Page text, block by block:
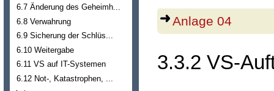
6.7 Änderung des Geheimh...
6.8 Verwahrung
6.9 Sicherung der Schlüs...
6.10 Weitergabe
6.11 VS auf IT-Systemen
6.12 Not-, Katastrophen, ...
Anlage 04
3.3.2 VS-